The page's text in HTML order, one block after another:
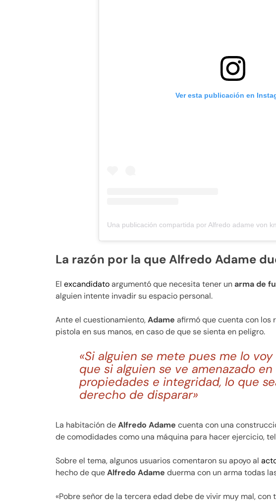
Ver esta publicación en
La razón por la que Alfredo Adame
El excandidatoargumentó que necesita tener unarma de
alguien intente invadir su espacio personal.
Ante el cuestionamiento,Adame afirmó que cuenta con los
pistola en sus manos, en caso de que se sienta en peligro.
«Si alguien se mete pues me lo
que si alguien se ve amenazado en
propiedades e integridad, lo que
derecho de disparar»
La habitación deAlfredo Adame cuenta con una
de comodidades como una máquina para hacer ejercicio,
Sobre el tema, algunos usuarios comentaron su apoyo al
hecho de queAlfredo Adame duerma con un arma todas
«Pobre señor de la tercera edad debe de vivir muy mal,